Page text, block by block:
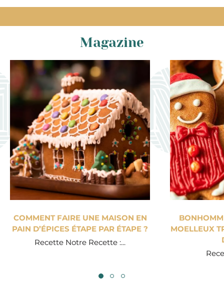
Magazine
COMMENT FAIRE UNE MAISON EN
PAIN D’ÉPICES ÉTAPE PAR ÉTAPE ?
Recette Notre Recette :...
MOELLEUX